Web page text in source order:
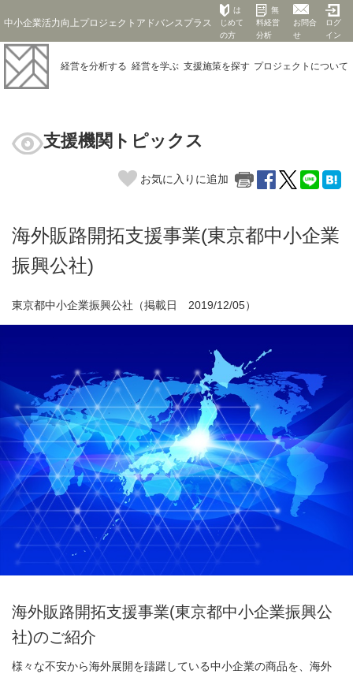
中小企業活力向上プロジェクトアドバンスプラス
は
じめて
の方
無
料経営
分析
お問合
せ
ログ
イン
経営を分析する 経営を学ぶ 支援施策を探す プロジェクト について
支援機関トピックス
お気に入りに追加
海外販路開拓支援事業(東京都中小企業
振興公社)
東京都中小企業振興公社（掲載日 2019/12/05）
海外販路開拓支援事業(東京都中小企業振興公
社)のご紹介
様々な不安から海外展開を躊躇している中小企業の商品を、海外